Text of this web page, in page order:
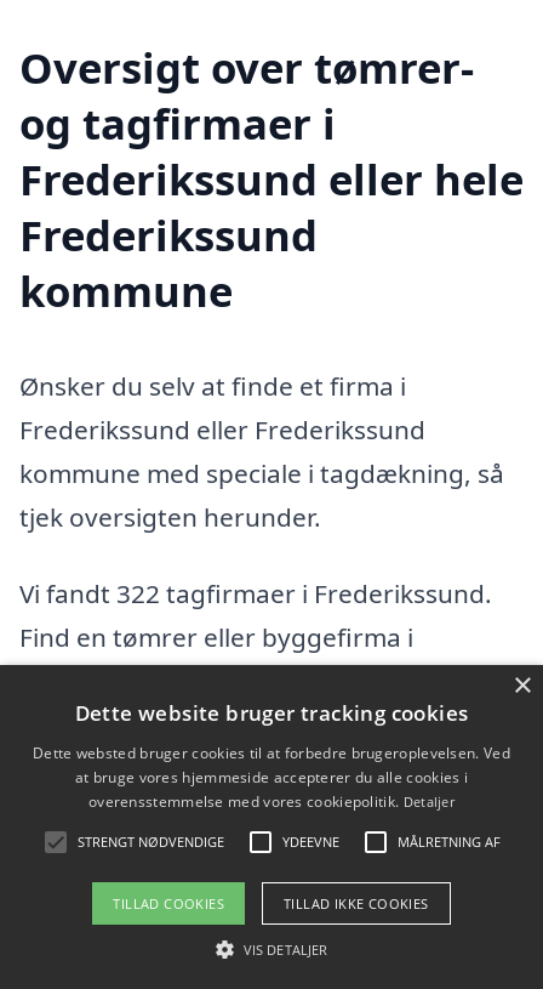
Oversigt over tømrer-
og tagfirmaer i
Frederikssund eller hele
Frederikssund
kommune
Ønsker du selv at finde et firma i
Frederikssund eller Frederikssund
kommune med speciale i tagdækning, så
tjek oversigten herunder.
Vi fandt 322 tagfirmaer i Frederikssund.
Find en tømrer eller byggefirma i
Frederikssund kommunefindes der flere
tagfirmaer, hvis du vil udvide din søgning
efter en dygtig tømrer.
24Byg Gruppen ApS
Havnegade 15, 3600 Frederikssund
×
Dette website bruger tracking cookies
Dette websted bruger cookies til at forbedre brugeroplevelsen. Ved
at bruge vores hjemmeside accepterer du alle cookies i
overensstemmelse med vores cookiepolitik. Detaljer
STRENGT NØDVENDIGE YDEEVNE MÅLRETNING AF
TILLAD COOKIES TILLAD IKKE COOKIES
VIS DETALJER